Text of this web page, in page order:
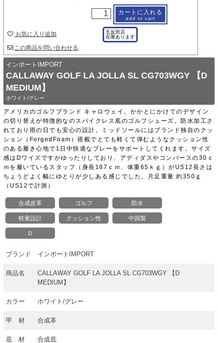
アメリカのゴルフブランド キャロウェイ。かかとにかけてのデザイン
の切り替えが特徴的なのスパイクレス底のゴルフシューズ。防水加工さ
れており雨の日でも安心の設計。ミッドソールにはブランド独自のクッ
ション（ForgedFoam）搭載でとても軽くて弾むようなクッション性
のある履き心地で1日中快適なプレーをサポートしてくれます。サイズ
感はDワイズですがゆったりしており、アディダスやコンバースの30ｃ
ｍを履いているスタッフ（身長187ｃｍ、体重65ｋｇ）がUS12長さは
ちょうどよく幅にゆとりが少しある感じでした。片足重量 約350ｇ
（US12で計測）
合成皮革 ゴルフ 防水
軽量設計 クッション性 中国製
Ｄ
ブランド インポートIMPORT
商品名
CALLAWAY GOLF LA JOLLA SL CG703WGY 【D
MEDIUM】
カラー ホワイト/グレー
甲 材 合成革
底 材 合成底
インポートIMPORT
CALLAWAY GOLF LA JOLLA SL CG703WGY 【D
MEDIUM】
ホワイト/グレー
カートに入れる
add to cart
五反田店
在庫あります
お気に入り追加
この商品を問い合わせる